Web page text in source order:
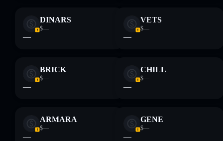
DINARS
$—
—
VETS
$—
—
BRICK
$—
—
CHILL
$—
—
ARMARA
$—
—
GENE
$—
—